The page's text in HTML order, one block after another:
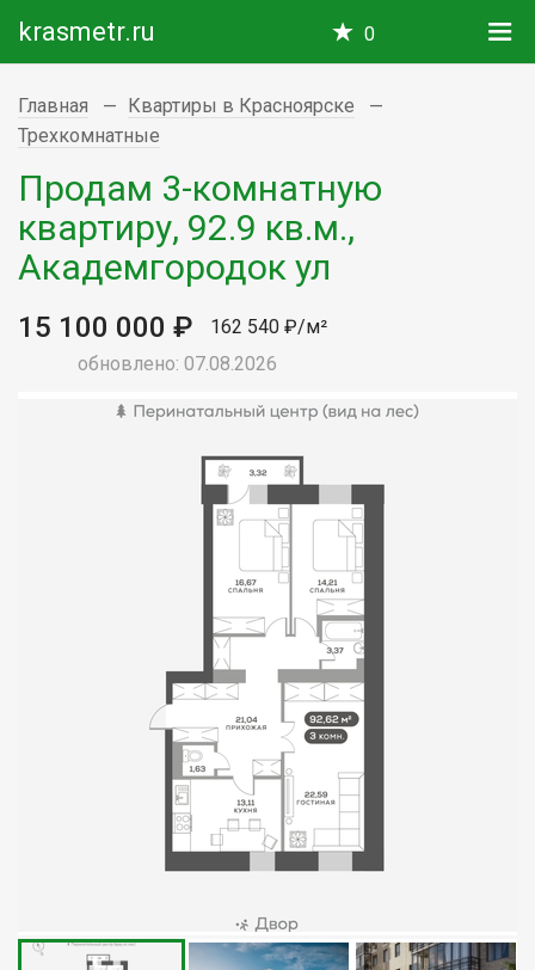
krasmetr.ru 0
Главная
Квартиры в Красноярске
Трехкомнатные
Продам 3-комнатную
квартиру, 92.9 кв.м.,
Академгородок ул
15 100 000 ₽
162 540 ₽/м²
обновлено: 07.08.2026